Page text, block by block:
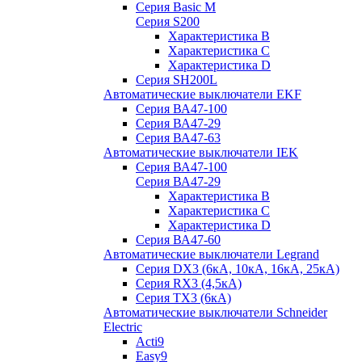
Серия Basic M
Серия S200
Характеристика B
Характеристика C
Характеристика D
Серия SH200L
Автоматические выключатели EKF
Серия ВА47-100
Серия ВА47-29
Серия ВА47-63
Автоматические выключатели IEK
Серия ВА47-100
Серия ВА47-29
Характеристика B
Характеристика C
Характеристика D
Серия ВА47-60
Автоматические выключатели Legrand
Серия DX3 (6кА, 10кА, 16кА, 25кА)
Серия RX3 (4,5кА)
Серия TX3 (6кА)
Автоматические выключатели Schneider
Electric
Acti9
Easy9